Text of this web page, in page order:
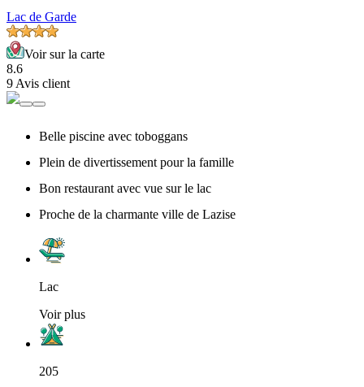
Lac de Garde
Voir sur la carte
8.6
9 Avis client
Belle piscine avec toboggans
Plein de divertissement pour la famille
Bon restaurant avec vue sur le lac
Proche de la charmante ville de Lazise
Lac
Voir plus
205